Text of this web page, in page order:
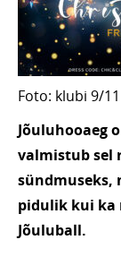
Foto: klubi 9/11
Jõuluhooaeg
valmistub sel
sündmuseks,
pidulik kui ka
Jõuluball.